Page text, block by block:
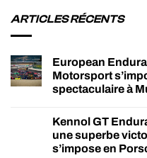
ARTICLES RÉCENTS
European
Motorsport
spectaculaire à
Kennol GT
une superbe
s’impose en